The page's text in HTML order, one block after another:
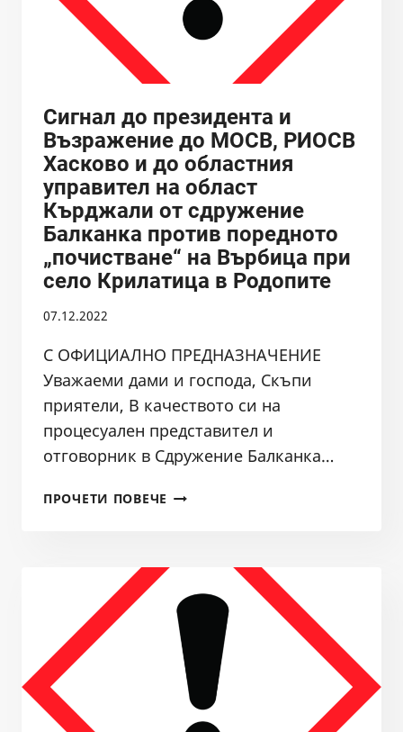
ЗАКОНА
НА
НА
БДИБР
Сигнал до президента и
Възражение до МОСВ, РИОСВ
Хасково и до областния
управител на област
Кърджали от сдружение
Балканка против поредното
„почистване“ на Върбица при
село Крилатица в Родопите
07.12.2022
С ОФИЦИАЛНО ПРЕДНАЗНАЧЕНИЕ
Уважаеми дами и господа, Скъпи
приятели, В качеството си на
процесуален представител и
отговорник в Сдружение Балканка…
ПРОЧЕТИ ПОВЕЧЕ СИГНАЛ
ВЪЗРАЖЕНИЕ
ДО
МОСВ,
РИОСВ
ХАСКОВО
ОБЛАСТНИЯ